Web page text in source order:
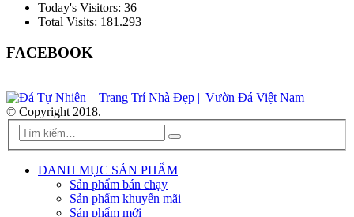
Today's Visitors: 36
Total Visits: 181.293
FACEBOOK
© Copyright 2018.
DANH MỤC SẢN PHẨM
Sản phẩm bán chạy
Sản phẩm khuyến mãi
Sản phẩm mới